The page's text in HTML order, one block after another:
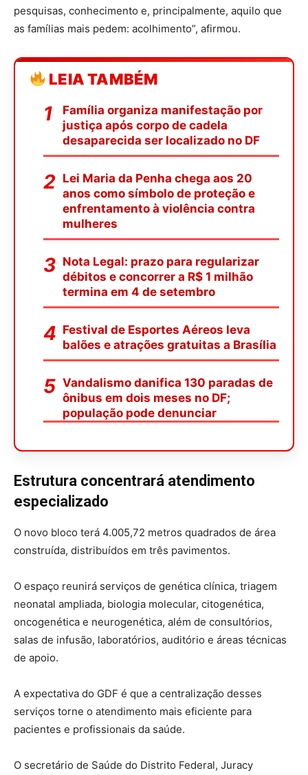
pesquisas, conhecimento e, principalmente, aquilo que
as famílias mais pedem: acolhimento”, afirmou.
LEIA TAMBÉM
Família organiza manifestação por
justiça após corpo de cadela
desaparecida ser localizado no DF
Lei Maria da Penha chega aos 20
anos como símbolo de proteção e
enfrentamento à violência contra
mulheres
Nota Legal: prazo para regularizar
débitos e concorrer a R$ 1 milhão
termina em 4 de setembro
Festival de Esportes Aéreos leva
balões e atrações gratuitas a Brasília
Vandalismo danifica 130 paradas de
ônibus em dois meses no DF;
população pode denunciar
Estrutura concentrará atendimento
especializado
O novo bloco terá 4.005,72 metros quadrados de área
construída, distribuídos em três pavimentos.
O espaço reunirá serviços de genética clínica, triagem
neonatal ampliada, biologia molecular, citogenética,
oncogenética e neurogenética, além de consultórios,
salas de infusão, laboratórios, auditório e áreas técnicas
de apoio.
A expectativa do GDF é que a centralização desses
serviços torne o atendimento mais eficiente para
pacientes e profissionais da saúde.
O secretário de Saúde do Distrito Federal, Juracy